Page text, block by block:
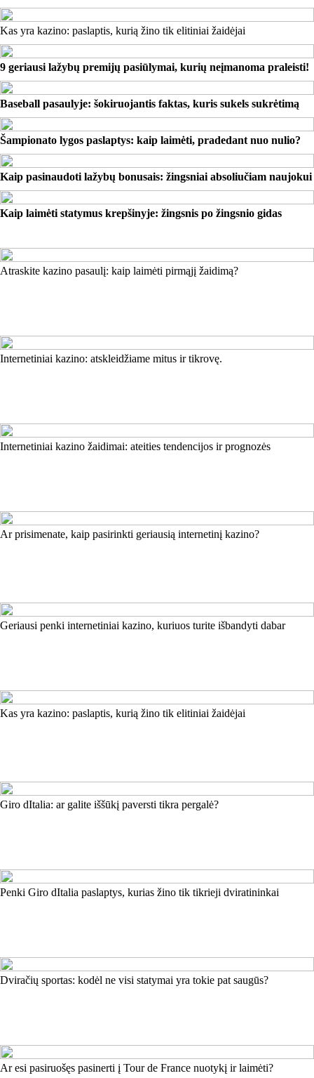
Kas yra kazino: paslaptis, kurią žino tik elitiniai žaidėjai
9 geriausi lažybų premijų pasiūlymai, kurių neįmanoma praleisti!
Baseball pasaulyje: šokiruojantis faktas, kuris sukels sukrėtimą
Šampionato lygos paslaptys: kaip laimėti, pradedant nuo nulio?
Kaip pasinaudoti lažybų bonusais: žingsniai absoliučiam naujokui
Kaip laimėti statymus krepšinyje: žingsnis po žingsnio gidas
Atraskite kazino pasaulį: kaip laimėti pirmąjį žaidimą?
Internetiniai kazino: atskleidžiame mitus ir tikrovę.
Internetiniai kazino žaidimai: ateities tendencijos ir prognozės
Ar prisimenate, kaip pasirinkti geriausią internetinį kazino?
Geriausi penki internetiniai kazino, kuriuos turite išbandyti dabar
Kas yra kazino: paslaptis, kurią žino tik elitiniai žaidėjai
Giro dItalia: ar galite iššūkį paversti tikra pergalė?
Penki Giro dItalia paslaptys, kurias žino tik tikrieji dviratininkai
Dviračių sportas: kodėl ne visi statymai yra tokie pat saugūs?
Ar esi pasiruošęs pasinerti į Tour de France nuotykį ir laimėti?